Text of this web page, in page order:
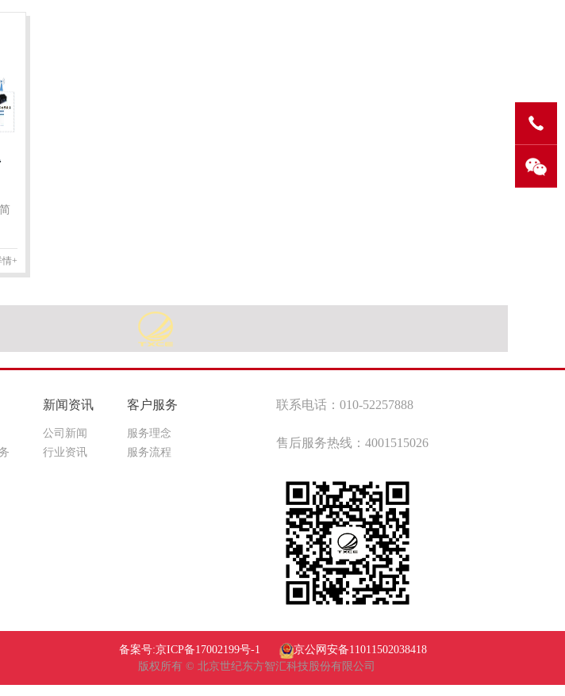
情+
新闻资讯
公司新闻
行业资讯
客户服务
服务理念
服务流程
联系电话：010-52257888
售后服务热线：4001515026
备案号:京ICP备17002199号-1
京公网安备11011502038418
版权所有 © 北京世纪东方智汇科技股份有限公司